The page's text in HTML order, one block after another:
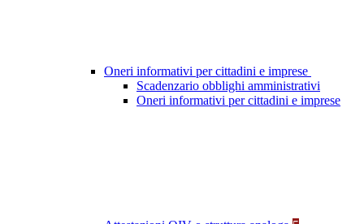
Oneri informativi per cittadini e imprese
Scadenzario obblighi amministrativi
Oneri informativi per cittadini e imprese